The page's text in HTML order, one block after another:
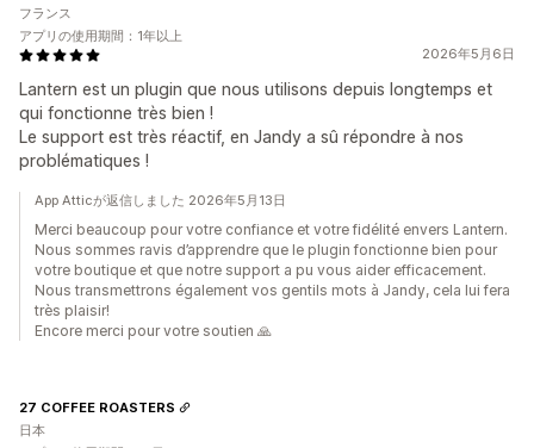
2026年5月6日
Lantern est un plugin que nous utilisons depuis longtemps et
qui fonctionne très bien !
Le support est très réactif, en Jandy a sû répondre à nos
problématiques !
フランス
アプリの使用期間：1年以上
App Atticが返信しました 2026年5月13日
Merci beaucoup pour votre confiance et votre fidélité envers Lantern.
Nous sommes ravis d’apprendre que le plugin fonctionne bien pour
votre boutique et que notre support a pu vous aider efficacement.
Nous transmettrons également vos gentils mots à Jandy, cela lui fera
très plaisir!
Encore merci pour votre soutien 🙏
27 COFFEE ROASTERS
日本